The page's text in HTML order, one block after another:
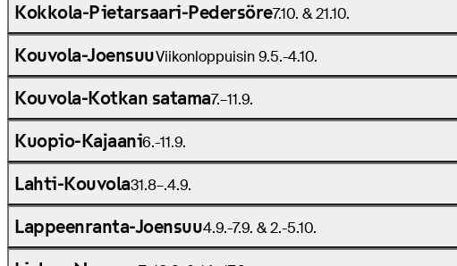
Kokkola-Pietarsaari-Pedersöre7.10. & 21.10.
Kouvola-JoensuuViikonloppuisin 9.5.-4.10.
Kouvola-Kotkan satama7.–11.9.
Kuopio-Kajaani6.-11.9.
Lahti-Kouvola31.8–.4.9.
Lappeenranta-Joensuu4.9.-7.9. & 2.-5.10.